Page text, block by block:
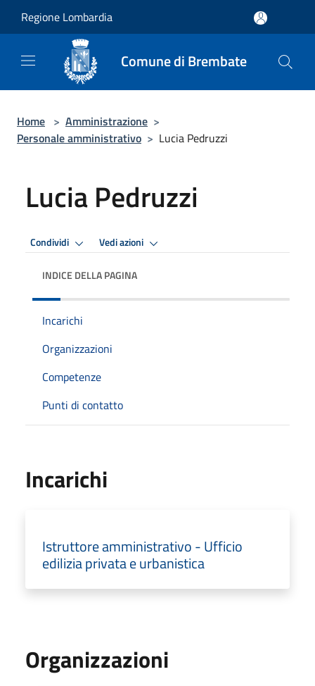
Regione Lombardia
Comune di Brembate
Home > Amministrazione >
Personale amministrativo > Lucia Pedruzzi
Lucia Pedruzzi
Condividi Vedi azioni
INDICE DELLA PAGINA
Incarichi
Organizzazioni
Competenze
Punti di contatto
Incarichi
Istruttore amministrativo - Ufficio
edilizia privata e urbanistica
Organizzazioni